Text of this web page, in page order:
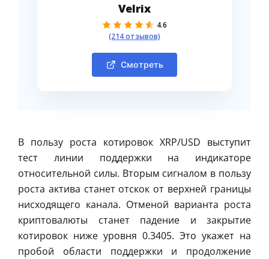
Velrix
4.6
(214 отзывов)
Смотреть
В пользу роста котировок XRP/USD выступит
тест линии поддержки на индикаторе
относительной силы. Вторым сигналом в пользу
роста актива станет отскок от верхней границы
нисходящего канала. Отменой варианта роста
криптовалюты станет падение и закрытие
котировок ниже уровня 0.3405. Это укажет на
пробой области поддержки и продолжение